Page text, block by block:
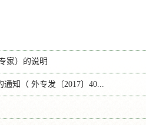
家）的说明
知（ 外专发〔2017〕40...